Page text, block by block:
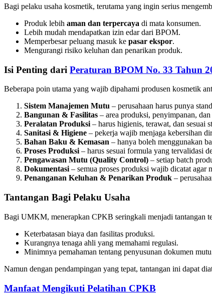
Bagi pelaku usaha kosmetik, terutama yang ingin serius
Produk lebih aman dan terpercaya di mata konsumen.
Lebih mudah mendapatkan izin edar dari BPOM.
Memperbesar peluang masuk ke pasar ekspor.
Mengurangi risiko keluhan dan penarikan produk.
Isi Penting dari Peraturan BPOM No. 33 Tahun
Beberapa poin utama yang wajib dipahami produsen kosmetik
Sistem Manajemen Mutu – perusahaan harus punya
Bangunan & Fasilitas – area produksi, penyimpanan,
Peralatan Produksi – harus higienis, terawat, dan sesuai
Sanitasi & Higiene – pekerja wajib menjaga kebersihan
Bahan Baku & Kemasan – hanya boleh menggunakan
Proses Produksi – harus sesuai formula yang tervalidasi
Pengawasan Mutu (Quality Control) – setiap batch
Dokumentasi – semua proses produksi wajib dicatat agar
Penanganan Keluhan & Penarikan Produk –
Tantangan Bagi Pelaku Usaha
Bagi UMKM, menerapkan CPKB seringkali menjadi tantangan
Keterbatasan biaya dan fasilitas produksi.
Kurangnya tenaga ahli yang memahami regulasi.
Minimnya pemahaman tentang penyusunan dokumen
Namun dengan pendampingan yang tepat, tantangan ini dapat
Manfaat Mengikuti Pelatihan CPKB